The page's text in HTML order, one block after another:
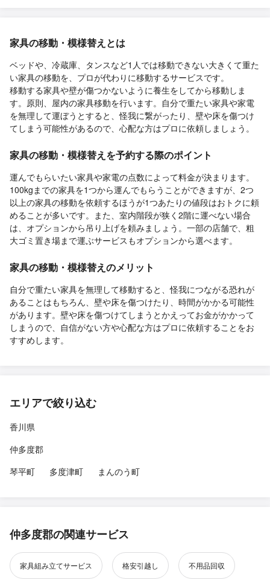
家具の移動・模様替えとは
ベッドや、冷蔵庫、タンスなど1人では移動できない大きくて重た
い家具の移動を、プロが代わりに移動するサービスです。
移動する家具や壁が傷つかないように養生をしてから移動しま
す。原則、屋内の家具移動を行います。自分で重たい家具や家電
を無理して運ぼうとすると、怪我に繋がったり、壁や床を傷つけ
てしまう可能性があるので、心配な方はプロに依頼しましょう。
家具の移動・模様替えを予約する際のポイント
運んでもらいたい家具や家電の点数によって料金が決まります。
100kgまでの家具を1つから運んでもらうことができますが、2つ
以上の家具の移動を依頼するほうが1つあたりの値段はおトクに頼
めることが多いです。また、室内階段が狭く2階に運べない場合
は、オプションから吊り上げを頼みましょう。一部の店舗で、粗
大ゴミ置き場まで運ぶサービスもオプションから選べます。
家具の移動・模様替えのメリット
自分で重たい家具を無理して移動すると、怪我につながる恐れが
あることはもちろん、壁や床を傷つけたり、時間がかかる可能性
があります。壁や床を傷つけてしまうとかえってお金がかかって
しまうので、自信がない方や心配な方はプロに依頼することをお
すすめします。
エリアで絞り込む
香川県
仲多度郡
琴平町
多度津町 まんのう町
仲多度郡の関連サービス
家具組み立てサービス 格安引越し 不用品回収